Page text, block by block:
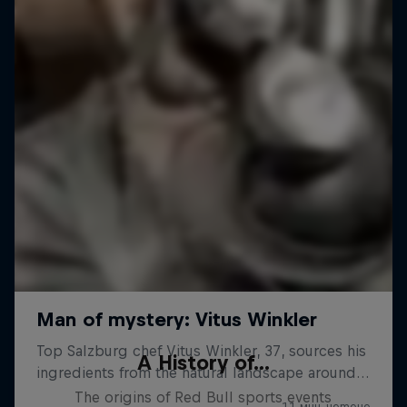
A History of...
The origins of Red Bull sports events